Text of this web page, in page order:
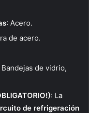
: Acero.
de acero.
Bandejas de vidrio,
: La
de refrigeración